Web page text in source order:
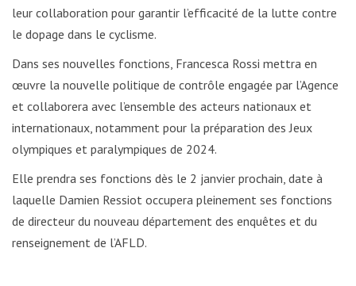
leur collaboration pour garantir l’efficacité de la lutte contre
le dopage dans le cyclisme.
Dans ses nouvelles fonctions, Francesca Rossi mettra en
œuvre la nouvelle politique de contrôle engagée par l’Agence
et collaborera avec l’ensemble des acteurs nationaux et
internationaux, notamment pour la préparation des Jeux
olympiques et paralympiques de 2024.
Elle prendra ses fonctions dès le 2 janvier prochain, date à
laquelle Damien Ressiot occupera pleinement ses fonctions
de directeur du nouveau département des enquêtes et du
renseignement de l’AFLD.